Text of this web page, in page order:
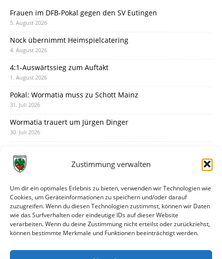
Zustimmung verwalten
Um dir ein optimales Erlebnis zu bieten, verwenden wir Technologien wie
Cookies, um Geräteinformationen zu speichern und/oder darauf
zuzugreifen. Wenn du diesen Technologien zustimmst, können wir Daten
wie das Surfverhalten oder eindeutige IDs auf dieser Website
verarbeiten. Wenn du deine Zustimmung nicht erteilst oder zurückziehst,
können bestimmte Merkmale und Funktionen beeinträchtigt werden.
Frauen im DFB-Pokal gegen den SV Eutingen
5. August 2026
Nock übernimmt Heimspielcatering
4. August 2026
4:1-Auswärtssieg zum Auftakt
1. August 2026
Pokal: Wormatia muss zu Schott Mainz
31. Juli 2026
Wormatia trauert um Jürgen Dinger
30. Juli 2026
28. Juli 2026
28. Juli 2026
Neue Podcast-Folge: So tickt Björn!
27. Juli 2026
Eindrücke vom Stadionfest